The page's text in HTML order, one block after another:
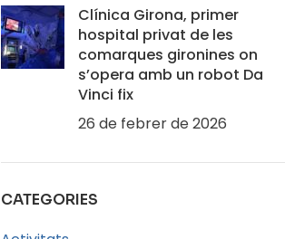
Clínica Girona, primer
hospital privat de les
comarques gironines on
s’opera amb un robot Da
Vinci fix
26 de febrer de 2026
CATEGORIES